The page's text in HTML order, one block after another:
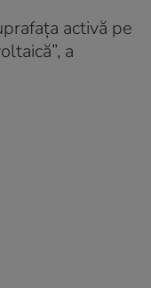
activă pe
a